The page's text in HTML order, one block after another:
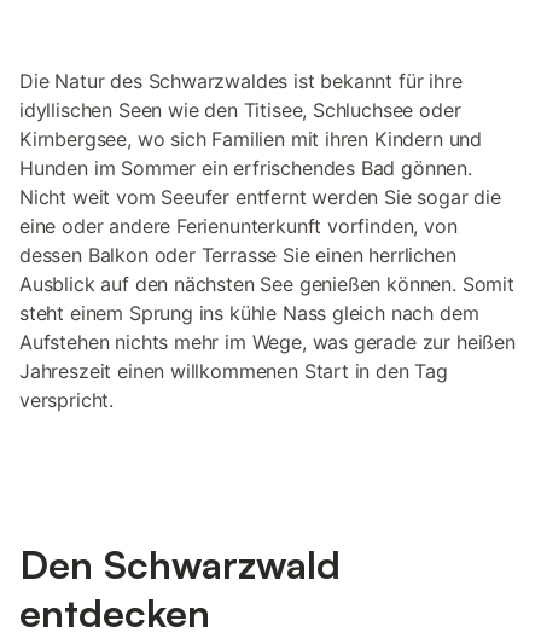
Die Natur des Schwarzwaldes ist bekannt für ihre
idyllischen Seen wie den Titisee, Schluchsee oder
Kirnbergsee, wo sich Familien mit ihren Kindern und
Hunden im Sommer ein erfrischendes Bad gönnen.
Nicht weit vom Seeufer entfernt werden Sie sogar die
eine oder andere Ferienunterkunft vorfinden, von
dessen Balkon oder Terrasse Sie einen herrlichen
Ausblick auf den nächsten See genießen können. Somit
steht einem Sprung ins kühle Nass gleich nach dem
Aufstehen nichts mehr im Wege, was gerade zur heißen
Jahreszeit einen willkommenen Start in den Tag
verspricht.
Den Schwarzwald
entdecken